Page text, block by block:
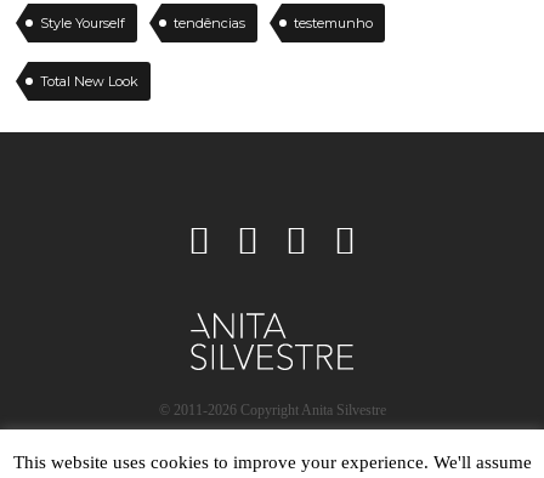
Style Yourself tendências testemunho
Total New Look
© 2011-2026 Copyright Anita Silvestre
This website uses cookies to improve your experience. We'll assume